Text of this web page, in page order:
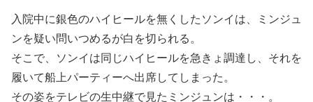
入院中に銀色のハイヒールを無くしたソンイは、ミンジュ
ンを疑い問いつめるが白を切られる。
そこで、ソンイは同じハイヒールを急きょ調達し、それを
履いて船上パーティーへ出席してしまった。
その姿をテレビの生中継で見たミンジュンは・・・。